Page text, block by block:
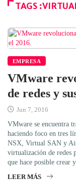
TAGS
EMPRESA
VMware
de redes y
Jun 7, 2016
VMware se encuentra
haciendo foco en tres
NSX, Virtual SAN y
virtualización de redes
que hace posible crear
LEER MÁS